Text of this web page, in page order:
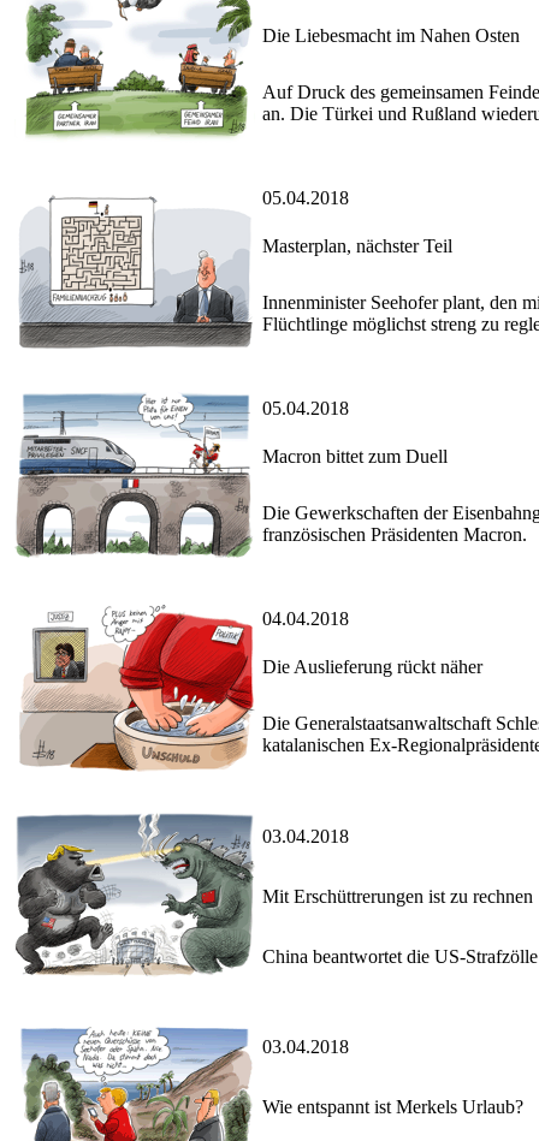
Die Liebesmacht im Nahen Osten
Auf Druck des gemeinsamen
an. Die Türkei und Rußland
05.04.2018
Masterplan, nächster Teil
Innenminister Seehofer plant, den
Flüchtlinge möglichst streng zu
05.04.2018
Macron bittet zum Duell
Die Gewerkschaften der
französischen Präsidenten Macron.
04.04.2018
Die Auslieferung rückt näher
Die Generalstaatsanwaltschaft
katalanischen Ex-
03.04.2018
Mit Erschüttrerungen ist zu rechnen
China beantwortet die US-
03.04.2018
Wie entspannt ist Merkels Urlaub?